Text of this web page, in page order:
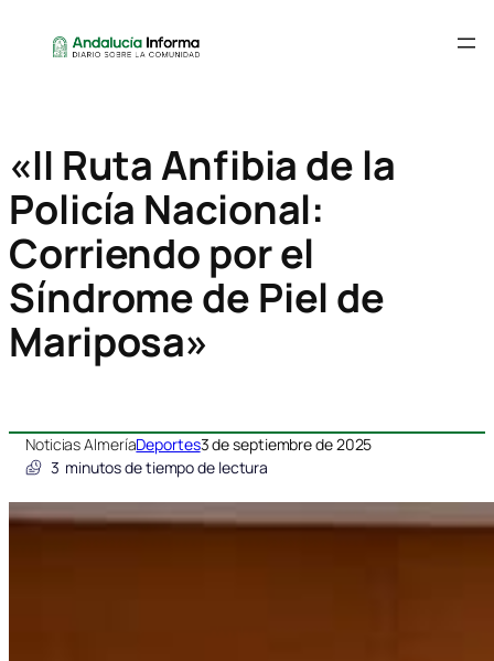
«II Ruta Anfibia de la
Policía Nacional:
Corriendo por el
Síndrome de Piel de
Mariposa»
Noticias AlmeríaDeportes3 de septiembre de 2025
3 minutos de tiempo de lectura